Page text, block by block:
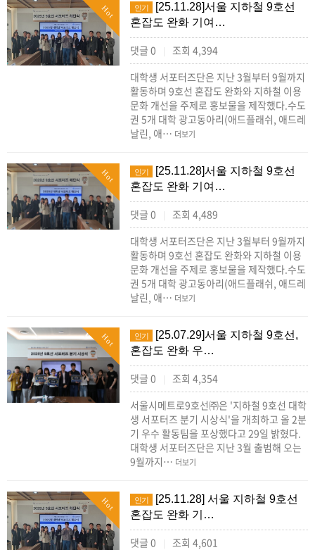
Hot 인기
[25.11.28]서울 지하철 9호선
혼잡도 완화 기여…
댓글 0 |
조회 4,394
대학생 서포터즈단은 지난 3월부터 9월까지
활동하며 9호선 혼잡도 완화와 지하철 이용
문화 개선을 주제로 홍보물을 제작했다.수도
권 5개 대학 광고동아리(애드플래쉬, 애드레
날린, 애… 더보기
Hot 인기
[25.11.28]서울 지하철 9호선
혼잡도 완화 기여…
댓글 0 |
조회 4,489
대학생 서포터즈단은 지난 3월부터 9월까지
활동하며 9호선 혼잡도 완화와 지하철 이용
문화 개선을 주제로 홍보물을 제작했다.수도
권 5개 대학 광고동아리(애드플래쉬, 애드레
날린, 애… 더보기
Hot 인기
[25.07.29]서울 지하철 9호선,
혼잡도 완화 우…
댓글 0 |
조회 4,354
서울시메트로9호선㈜은 '지하철 9호선 대학
생 서포터즈 분기 시상식'을 개최하고 올 2분
기 우수 활동팀을 포상했다고 29일 밝혔다.
대학생 서포터즈단은 지난 3월 출범해 오는
9월까지… 더보기
Hot 인기
[25.11.28] 서울 지하철 9호선
혼잡도 완화 기…
댓글 0 |
조회 4,601